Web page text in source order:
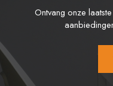
Ontvang onze